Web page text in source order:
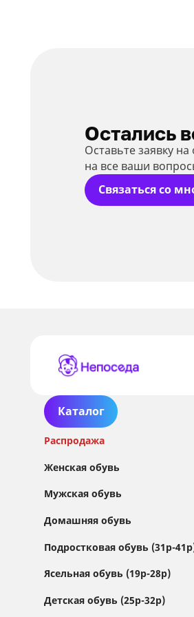
Остались
Оставьте заявку
на все ваши
Связаться со
Каталог
Распродажа
Женская обувь
Мужская обувь
Домашняя обувь
Подростковая обувь (31р-
Ясельная обувь (19р-28р)
Детская обувь (25р-32р)
Сайт использует
сервисы (Yandex.Metrica и
и улучшения сайта.